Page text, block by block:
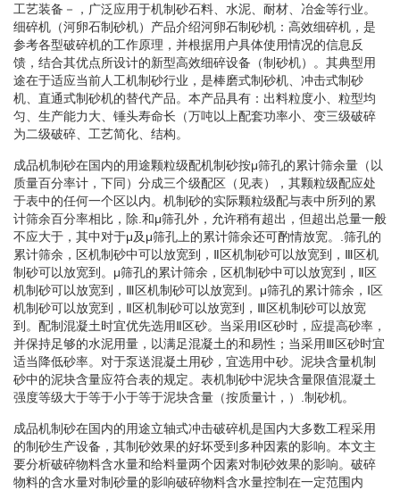
工艺装备－，广泛应用于机制砂石料、水泥、耐材、冶金等行业。
细碎机（河卵石制砂机）产品介绍河卵石制砂机：高效细碎机，是
参考各型破碎机的工作原理，并根据用户具体使用情况的信息反
馈，结合其优点所设计的新型高效细碎设备（制砂机）。其典型用
途在于适应当前人工机制砂行业，是棒磨式制砂机、冲击式制砂
机、直通式制砂机的替代产品。本产品具有：出料粒度小、粒型均
匀、生产能力大、锤头寿命长（万吨以上配套功率小、变三级破碎
为二级破碎、工艺简化、结构。
成品机制砂在国内的用途颗粒级配机制砂按μ筛孔的累计筛余量（以
质量百分率计，下同）分成三个级配区（见表），其颗粒级配应处
于表中的任何一个区以内。机制砂的实际颗粒级配与表中所列的累
计筛余百分率相比，除.和μ筛孔外，允许稍有超出，但超出总量一般
不应大于，其中对于μ及μ筛孔上的累计筛余还可酌情放宽。.筛孔的
累计筛余，区机制砂中可以放宽到，Ⅱ区机制砂可以放宽到，Ⅲ区机
制砂可以放宽到。μ筛孔的累计筛余，区机制砂中可以放宽到，Ⅱ区
机制砂可以放宽到，Ⅲ区机制砂可以放宽到。μ筛孔的累计筛余，Ⅰ区
机制砂可以放宽到，Ⅱ区机制砂可以放宽到，Ⅲ区机制砂可以放宽
到。配制混凝土时宜优先选用Ⅱ区砂。当采用Ⅰ区砂时，应提高砂率，
并保持足够的水泥用量，以满足混凝土的和易性；当采用Ⅲ区砂时宜
适当降低砂率。对于泵送混凝土用砂，宜选用中砂。泥块含量机制
砂中的泥块含量应符合表的规定。表机制砂中泥块含量限值混凝土
强度等级大于等于小于等于泥块含量（按质量计，）.制砂机。
成品机制砂在国内的用途立轴式冲击破碎机是国内大多数工程采用
的制砂生产设备，其制砂效果的好坏受到多种因素的影响。本文主
要分析破碎物料含水量和给料量两个因素对制砂效果的影响。破碎
物料的含水量对制砂量的影响破碎物料含水量控制在一定范围内